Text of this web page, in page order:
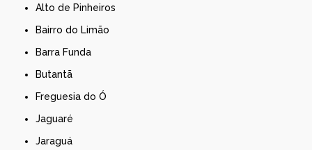
Alto de Pinheiros
Bairro do Limão
Barra Funda
Butantã
Freguesia do Ó
Jaguaré
Jaraguá